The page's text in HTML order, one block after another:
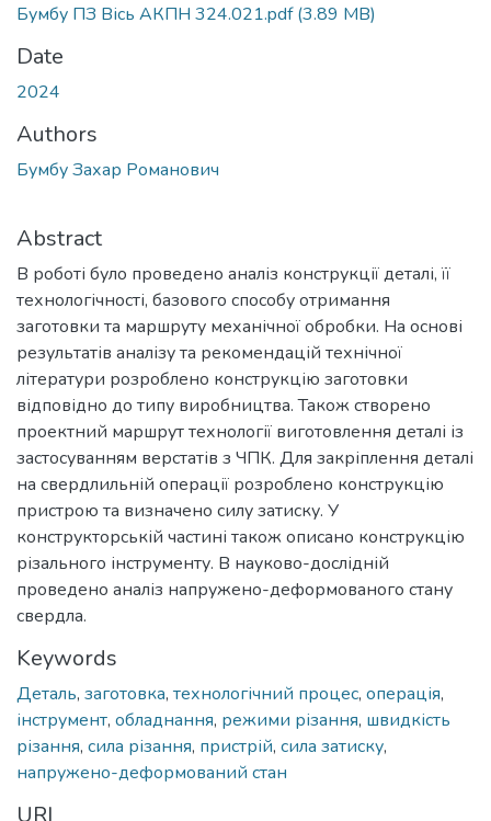
Бумбу ПЗ Вісь АКПН 324.021.pdf(3.89 MB)
Date
2024
Authors
Бумбу Захар Романович
Abstract
В роботі було проведено аналіз конструкції деталі, її
технологічності, базового способу отримання
заготовки та маршруту механічної обробки. На основі
результатів аналізу та рекомендацій технічної
літератури розроблено конструкцію заготовки
відповідно до типу виробництва. Також створено
проектний маршрут технології виготовлення деталі із
застосуванням верстатів з ЧПК. Для закріплення деталі
на свердлильній операції розроблено конструкцію
пристрою та визначено силу затиску. У
конструкторській частині також описано конструкцію
різального інструменту. В науково-дослідній
проведено аналіз напружено-деформованого стану
свердла.
Keywords
Деталь, заготовка, технологічний процес, операція,
інструмент, обладнання, режими різання, швидкість
різання, сила різання, пристрій, сила затиску,
напружено-деформований стан
URI